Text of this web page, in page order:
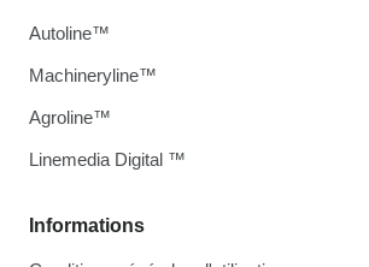
Informations
Autoline™
Machineryline™
Agroline™
Linemedia Digital ™